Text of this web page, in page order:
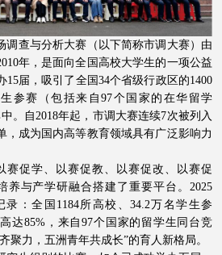
调查与分析大赛（以下简称市调大赛）由
年，是面向全国高校大学生的一项公益
15届，吸引了全国 34个省级行政区的1400
参赛（包括来自 97个国家的在华留学
。自2018年起，市调大赛连续7次被列入
，成为国内高等教育领域具有广泛影响力
赛促学、以赛促教、以赛促改、以赛促
养与产学研融合搭建了重要平台。 2025
录：全国 1184所高校、 34.2万名学生参
达85% ，来自97个国家的留学生同台竞
聚力，五洲青年共成长”的育人新格局。